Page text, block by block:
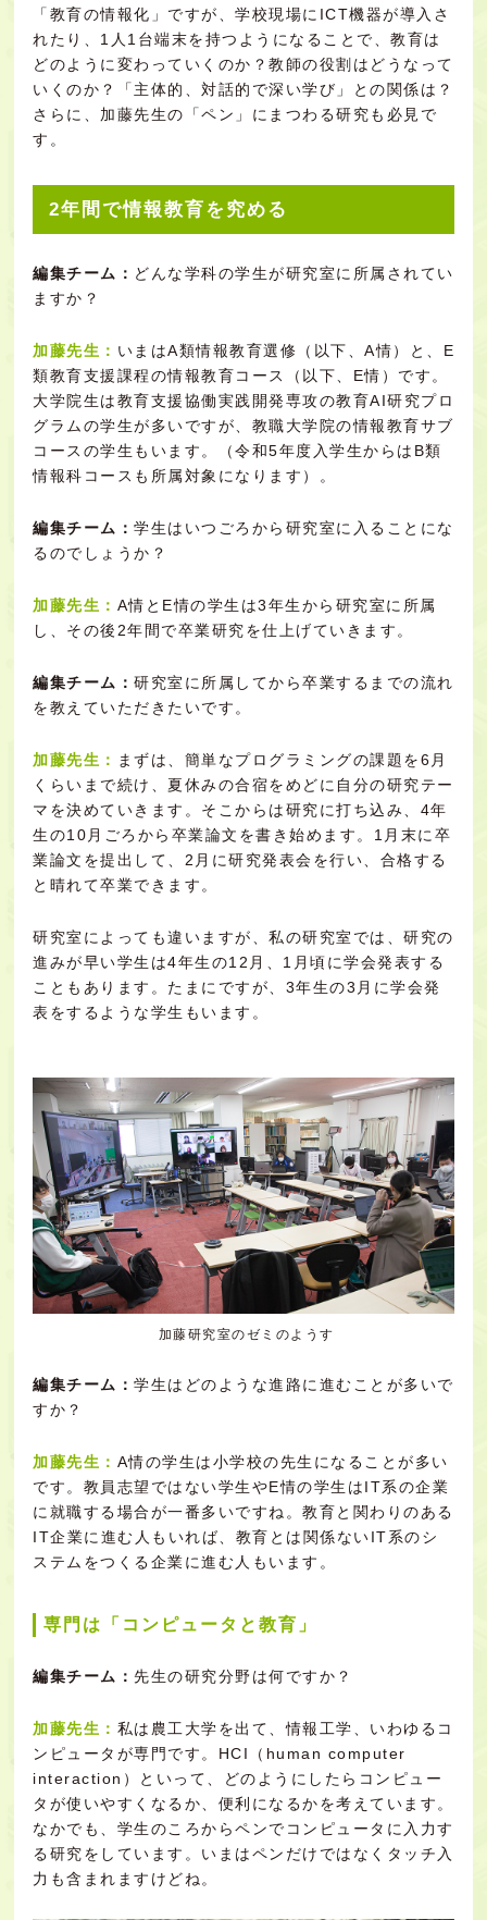
「教育の情報化」ですが、学校現場にICT機器が導入さ
れたり、1人1台端末を持つようになることで、教育は
どのように変わっていくのか？教師の役割はどうなって
いくのか？「主体的、対話的で深い学び」との関係は？
さらに、加藤先生の「ペン」にまつわる研究も必見で
す。
2年間で情報教育を究める
編集チーム： どんな学科の学生が研究室に所属されてい
ますか？
加藤先生： いまはA類情報教育選修（以下、A情）と、E
類教育支援課程の情報教育コース（以下、E情）です。
大学院生は教育支援協働実践開発専攻の教育AI研究プロ
グラムの学生が多いですが、教職大学院の情報教育サブ
コースの学生もいます。（令和5年度入学生からはB類
情報科コースも所属対象になります）。
編集チーム： 学生はいつごろから研究室に入ることにな
るのでしょうか？
加藤先生： A情とE情の学生は3年生から研究室に所属
し、その後2年間で卒業研究を仕上げていきます。
編集チーム： 研究室に所属してから卒業するまでの流れ
を教えていただきたいです。
加藤先生：
まずは、簡単なプログラミングの課題を6月
くらいまで続け、夏休みの合宿をめどに自分の研究テー
マを決めていきます。そこからは研究に打ち込み、4年
生の10月ごろから卒業論文を書き始めます。1月末に卒
業論文を提出して、2月に研究発表会を行い、合格する
と晴れて卒業できます。
研究室によっても違いますが、私の研究室では、研究の
進みが早い学生は4年生の12月、1月頃に学会発表する
こともあります。たまにですが、3年生の3月に学会発
表をするような学生もいます。
加藤研究室のゼミのようす
編集チーム： 学生はどのような進路に進むことが多いで
すか？
加藤先生： A情の学生は小学校の先生になることが多い
です。教員志望ではない学生やE情の学生はIT系の企業
に就職する場合が一番多いですね。教育と関わりのある
IT企業に進む人もいれば、教育とは関係ないIT系のシ
ステムをつくる企業に進む人もいます。
専門は「コンピュータと教育」
編集チーム： 先生の研究分野は何ですか？
加藤先生： 私は農工大学を出て、情報工学、いわゆるコ
ンピュータが専門です。HCI（human computer
interaction）といって、どのようにしたらコンピュー
タが使いやすくなるか、便利になるかを考えています。
なかでも、学生のころからペンでコンピュータに入力す
る研究をしています。いまはペンだけではなくタッチ入
力も含まれますけどね。